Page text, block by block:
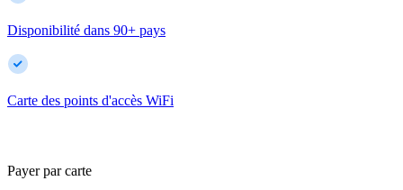
Disponibilité dans 90+ pays
Carte des points d'accès WiFi
Payer par carte